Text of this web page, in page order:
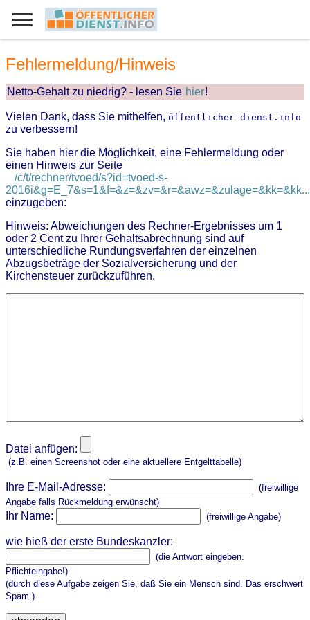
Fehlermeldung/Hinweis
Netto-Gehalt zu niedrig? - lesen Sie hier!
Vielen Dank, dass Sie mithelfen, öffentlicher-dienst.info
zu verbessern!
Sie haben hier die Möglichkeit, eine Fehlermeldung oder
einen Hinweis zur Seite
/c/t/rechner/tvoed/s?id=tvoed-s-
2016i&g=E_7&s=1&f=&z=&zv=&r=&awz=&zulage=&kk=&kk...
einzugeben:
Hinweis: Abweichungen des Rechner-Ergebnisses um 1
oder 2 Cent zu Ihrer Gehaltsabrechnung sind auf
unterschiedliche Rundungsverfahren der einzelnen
Abzugsbeträge der Sozialversicherung und der
Kirchensteuer zurückzuführen.
Datei anfügen:
(z.B. einen Screenshot oder eine aktuellere Entgelttabelle)
Ihre E-Mail-Adresse:
(freiwillige
Angabe falls Rückmeldung erwünscht)
Ihr Name: (freiwillige Angabe)
wie hieß der erste Bundeskanzler:
(die Antwort eingeben.
Pflichteingabe!)
(durch diese Aufgabe zeigen Sie, daß Sie ein Mensch sind. Das erschwert
Spam.)